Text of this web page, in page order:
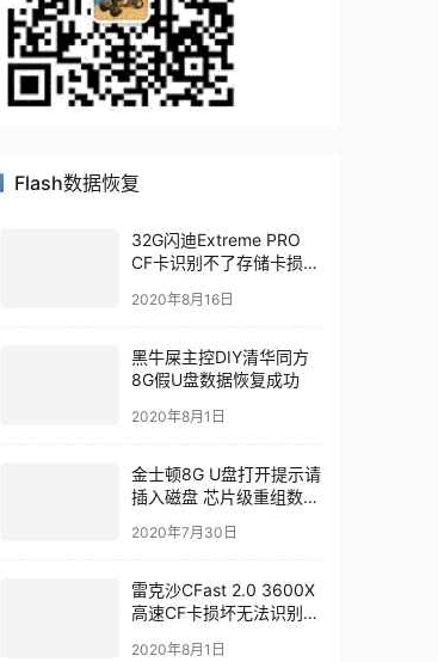
Flash数据恢复
32G闪迪Extreme PRO
CF卡识别不了存储卡损坏
2020年8月16日
黑牛屎主控DIY清华同方
8G假U盘数据恢复成功
2020年8月1日
金士顿8G U盘打开提示请
插入磁盘 芯片级重组数据
2020年7月30日
雷克沙CFast 2.0 3600X
高速CF卡损坏无法识别芯
2020年8月1日